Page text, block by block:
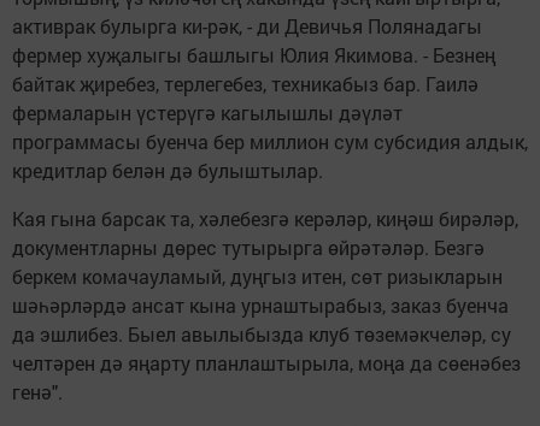
активрак булырга ки-рәк, - ди Девичья Полянадагы
фермер хуҗалыгы башлыгы Юлия Якимова. - Безнең
байтак җиребез, терлегебез, техникабыз бар. Гаилә
фермаларын үстерүгә кагылышлы дәүләт
программасы буенча бер миллион сум субсидия алдык,
кредитлар белән дә булыштылар.
Кая гына барсак та, хәлебезгә керәләр, киңәш бирәләр,
документларны дөрес тутырырга өйрәтәләр. Безгә
беркем комачауламый, дуңгыз итен, сөт ризыкларын
шәһәрләрдә ансат кына урнаштырабыз, заказ буенча
да эшлибез. Быел авылыбызда клуб төземәкчеләр, су
челтәрен дә яңарту планлаштырыла, моңа да сөенәбез
генә".